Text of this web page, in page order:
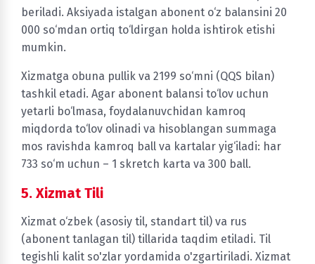
beriladi. Aksiyada istalgan abonent o‘z balansini 20
000 so‘mdan ortiq to‘ldirgan holda ishtirok etishi
mumkin.
Xizmatga obuna pullik va 2199 so‘mni (QQS bilan)
tashkil etadi. Agar abonent balansi to‘lov uchun
yetarli bo‘lmasa, foydalanuvchidan kamroq
miqdorda to‘lov olinadi va hisoblangan summaga
mos ravishda kamroq ball va kartalar yig‘iladi: har
733 so‘m uchun – 1 skretch karta va 300 ball.
5. Xizmat Tili
Xizmat o‘zbek (asosiy til, standart til) va rus
(abonent tanlagan til) tillarida taqdim etiladi. Til
tegishli kalit so'zlar yordamida o'zgartiriladi. Xizmat